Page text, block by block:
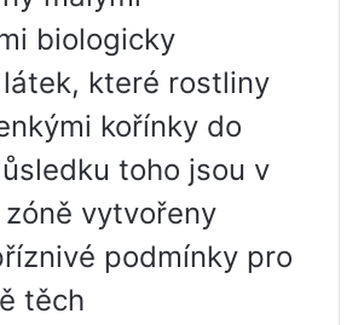
biologicky
které rostliny
kořínky do
toho jsou v
vytvořeny
podmínky pro
těch